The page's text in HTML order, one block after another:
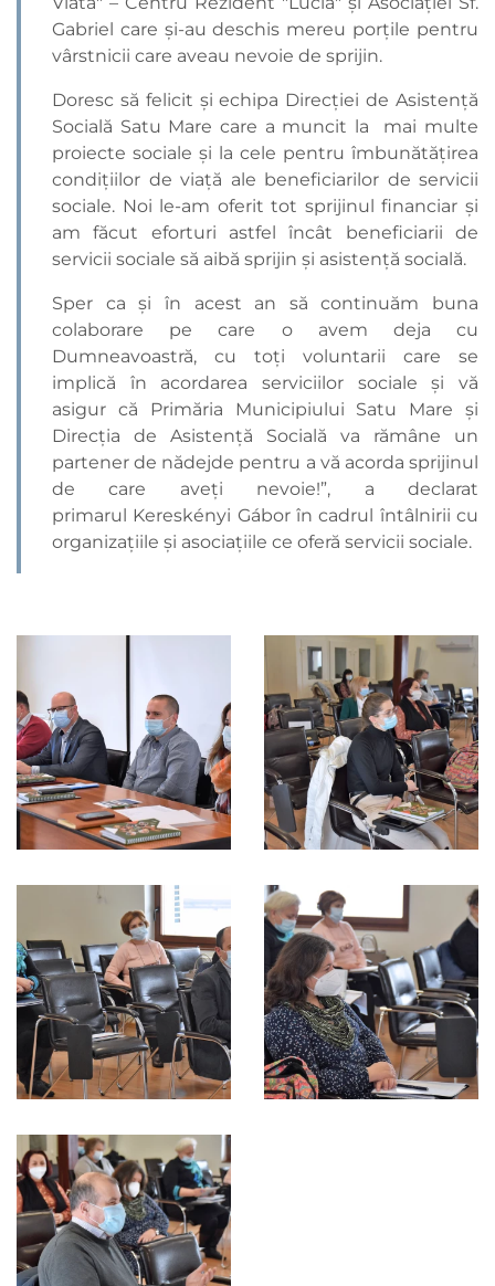
Gabriel care și-au deschis mereu porțile pentru
vârstnicii care aveau nevoie de sprijin.
Doresc să felicit și echipa Direcției de Asistență
Socială Satu Mare care a muncit la mai multe
proiecte sociale și la cele pentru îmbunătățirea
condițiilor de viață ale beneficiarilor de servicii
sociale. Noi le-am oferit tot sprijinul financiar și
am făcut eforturi astfel încât beneficiarii de
servicii sociale să aibă sprijin și asistență socială.
Sper ca și în acest an să continuăm buna
colaborare pe care o avem deja cu
Dumneavoastră, cu toți voluntarii care se
implică în acordarea serviciilor sociale și vă
asigur că Primăria Municipiului Satu Mare și
Direcția de Asistență Socială va rămâne un
partener de nădejde pentru a vă acorda sprijinul
de care aveți nevoie!”, a declarat
primarul Kereskényi Gábor în cadrul întâlnirii cu
organizațiile și asociațiile ce oferă servicii sociale.